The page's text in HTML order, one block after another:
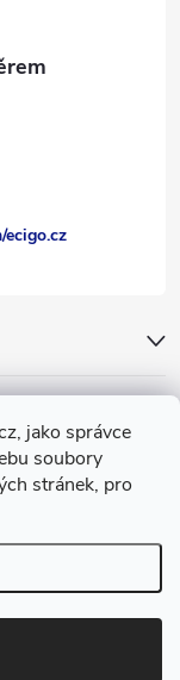
jako správce
soubory
stránek, pro
vyhrazena.